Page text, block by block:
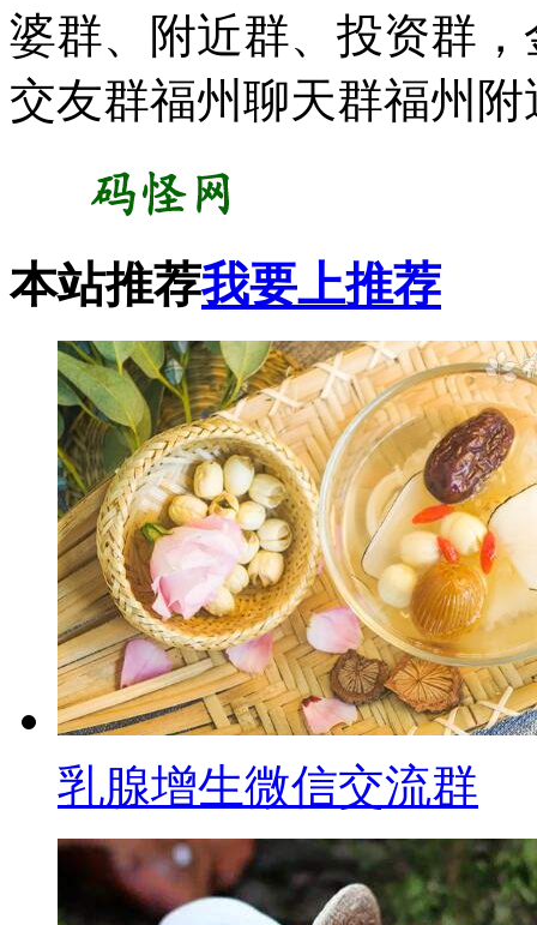
婆群、附近群、投资群
交友群福州聊天群福州
本站推荐我要上推荐
乳腺增生微信交流群